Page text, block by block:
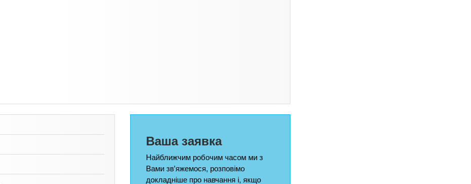
Ваша заявка
Найближчим робочим часом ми з
Вами зв'яжемося, розповімо
докладніше про навчання і, якщо